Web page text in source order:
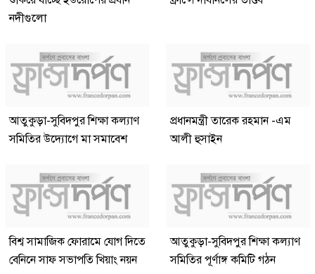
নদীগুলো
আতুকুড়া-সুবিদপুর শিক্ষা কল্যাণ
সমিতির উদ্যোগে মা সমাবেশ
প্রধানমন্ত্রী তারেক রহমান -এম
আলী হুসাইন
বিশ্ব সামাজিক ফোরামে যোগ দিতে
বেনিনে সাফ সভাপতি খিয়াং নয়ন
আতুকুড়া-সুবিদপুর শিক্ষা কল্যাণ
সমিতির পূর্ণাঙ্গ কমিটি গঠন